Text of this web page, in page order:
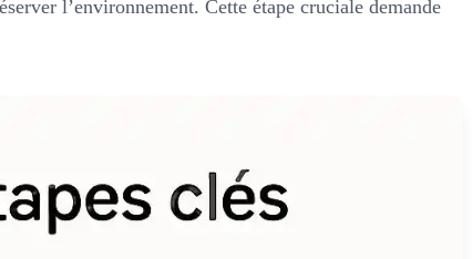
l’environnement. Cette étape cruciale demande